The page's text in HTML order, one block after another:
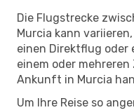
Die Flugstrecke
Murcia kann
einen Direktflug oder
einem oder
Ankunft in Murcia
Um Ihre Reise so